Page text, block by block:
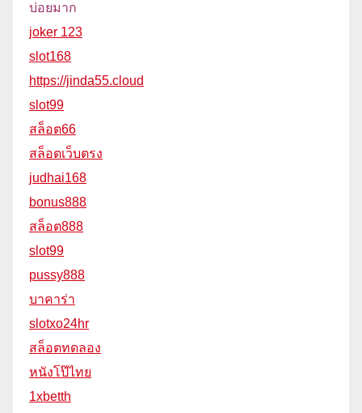
บ่อยมาก
joker 123
slot168
https://jinda55.cloud
slot99
สล็อต66
สล็อตเว็บตรง
judhai168
bonus888
สล็อต888
slot99
pussy888
บาคาร่า
slotxo24hr
สล็อตทดลอง
หนังโป๊ไทย
1xbetth